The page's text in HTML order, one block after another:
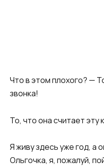
Что в этом плохого? —
звонка!
То, что она считает эту
Я живу здесь уже год,
Ольгочка, я, пожалуй,